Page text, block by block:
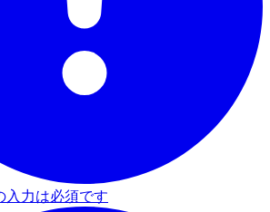
入力は必須です